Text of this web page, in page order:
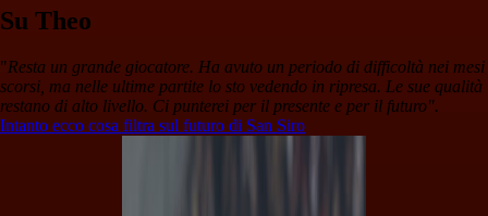
Su Theo
"Resta un grande giocatore. Ha avuto un periodo di difficoltà nei mesi
scorsi, ma nelle ultime partite lo sto vedendo in ripresa. Le sue qualità
restano di alto livello. Ci punterei per il presente e per il futuro".
Intanto ecco cosa filtra sul futuro di San Siro